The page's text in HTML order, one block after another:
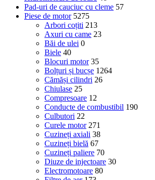
Pad-uri de cauciuc cu cleme 57
Piese de motor 5275
Arbori coțiti 213
Axuri cu came 23
Băi de ulei 0
Biele 40
Blocuri motor 35
Bolțuri și bucșe 1264
Cămăși cilindri 26
Chiulase 25
Compresoare 12
Conducte de combustibil 190
Culbutori 22
Curele motor 271
Cuzineți axiali 38
Cuzineți bielă 67
Cuzineți paliere 70
Diuze de injectoare 30
Electromotoare 80